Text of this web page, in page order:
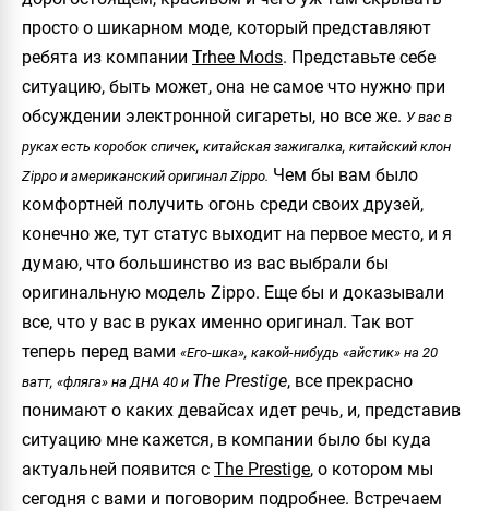
просто о шикарном моде, который представляют
ребята из компании Trhee Mods. Представьте себе
ситуацию, быть может, она не самое что нужно при
обсуждении электронной сигареты, но все же. У вас в
руках есть коробок спичек, китайская зажигалка, китайский клон
Zippo и американский оригинал Zippo. Чем бы вам было
комфортней получить огонь среди своих друзей,
конечно же, тут статус выходит на первое место, и я
думаю, что большинство из вас выбрали бы
оригинальную модель Zippo. Еще бы и доказывали
все, что у вас в руках именно оригинал. Так вот
теперь перед вами «Его-шка», какой-нибудь «айстик» на 20
ватт, «фляга» на ДНА 40 и The Prestige, все прекрасно
понимают о каких девайсах идет речь, и, представив
ситуацию мне кажется, в компании было бы куда
актуальней появится с The Prestige, о котором мы
сегодня с вами и поговорим подробнее. Встречаем